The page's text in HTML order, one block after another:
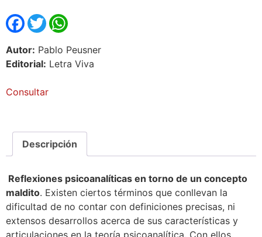
Facebook
Twitter
Autor: Pablo Peusner
Editorial: Letra Viva
Consultar
Descripción
Reflexiones psicoanalíticas en torno de un concepto
maldito. Existen ciertos términos que conllevan la
dificultad de no contar con definiciones precisas, ni
extensos desarrollos acerca de sus características y
articulaciones en la teoría psicoanalítica. Con ellos,